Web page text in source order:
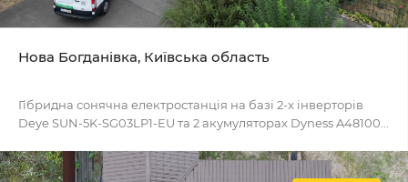
Нова Богданівка, Київська область
Гібридна сонячна електростанція на базі 2-х інверторів
Deye SUN-5K-SG03LP1-EU та 2 акумуляторах Dyness A48100...